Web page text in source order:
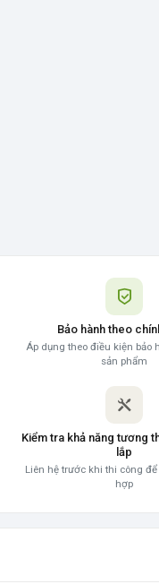
Bảo hành theo
Áp dụng theo điều kiện bảo
sản phẩm
Kiểm tra khả năng tương
lắp
Liên hệ trước khi thi công
hợp